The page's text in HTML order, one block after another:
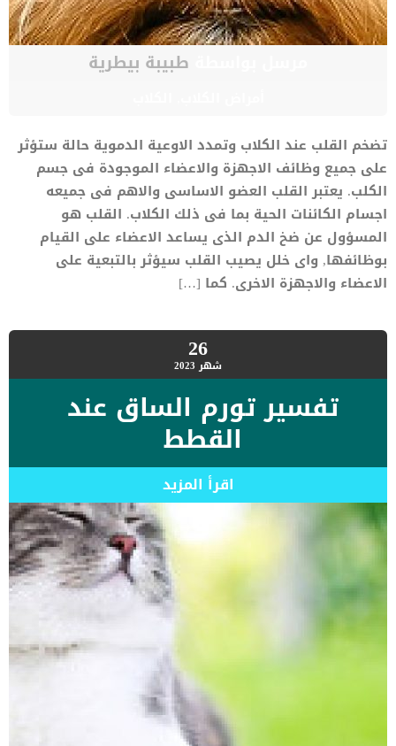
طبيبة بيطرية
تضخم القلب عند الكلاب وتمدد الاوعية الدموية حالة ستؤثر
على جميع وظائف الاجهزة والاعضاء الموجودة فى جسم
الكلب. يعتبر القلب العضو الاساسى والاهم فى جميعه
اجسام الكائنات الحية بما فى ذلك الكلاب. القلب هو
المسؤول عن ضخ الدم الذى يساعد الاعضاء على القيام
بوظائفها, واى خلل يصيب القلب سيؤثر بالتبعية على
الاعضاء والاجهزة الاخرى. كما […]
26شهر 2023
تفسير تورم الساق عند
القطط
اقرأ المزيد